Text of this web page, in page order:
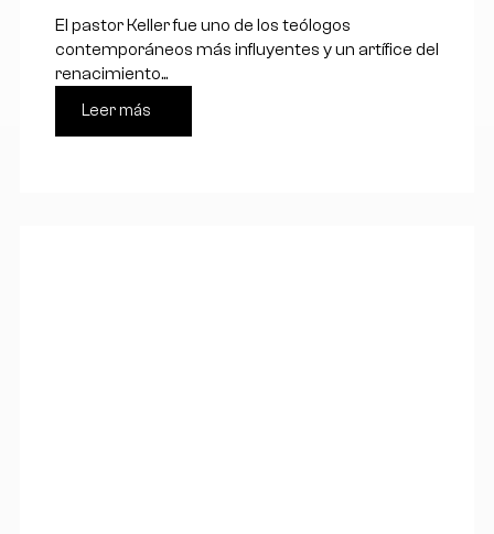
El pastor Keller fue uno de los teólogos
contemporáneos más influyentes y un artífice del
renacimiento...
Leer más